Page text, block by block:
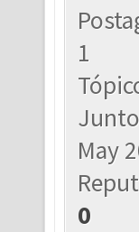
1
May
0